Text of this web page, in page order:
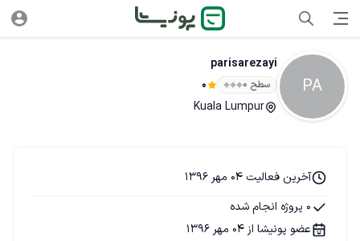
PA
parisarezayi
سطح ۰ 0
Kuala Lumpur
آخرین فعالیت 04 مهر 1396
0 پروژه انجام شده
عضو پونیشا از 04 مهر 1396